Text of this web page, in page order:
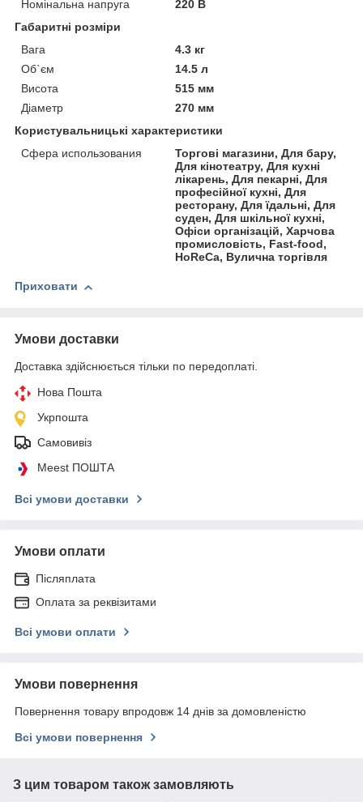
Номінальна напруга
220 В
Габаритні розміри
Вага
4.3 кг
Об`єм
14.5 л
Висота
515 мм
Діаметр
270 мм
Користувальницькі характеристики
Сфера использования
Торгові магазини, Для бару,
Для кінотеатру, Для кухні
лікарень, Для пекарні, Для
професійної кухні, Для
ресторану, Для їдальні, Для
суден, Для шкільної кухні,
Офіси організацій, Харчова
промисловість, Fast-food,
HoReCa, Вулична торгівля
Приховати
Умови доставки
Доставка здійснюється тільки по передоплаті.
Нова Пошта
Укрпошта
Самовивіз
Meest ПОШТА
Всі умови доставки
Умови оплати
Післяплата
Оплата за реквізитами
Всі умови оплати
Умови повернення
Повернення товару впродовж 14 днів за домовленістю
Всі умови повернення
З цим товаром також замовляють